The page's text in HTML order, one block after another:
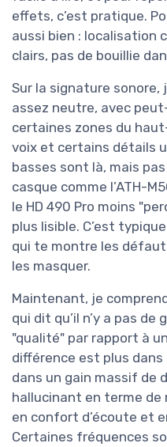
effets, c’est pratique.
aussi bien : localisation
clairs, pas de bouillie
Sur la signature sonore,
assez neutre, avec
certaines zones du
voix et certains détails
basses sont là, mais
casque comme l’ATH-
le HD 490 Pro moins
plus lisible. C’est
qui te montre les
les masquer.
Maintenant, je
qui dit qu’il n’y a pas de
"qualité" par rapport à
différence est plus dans
dans un gain massif de
hallucinant en terme de
en confort d’écoute et
Certaines fréquences